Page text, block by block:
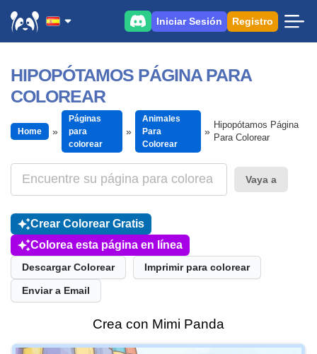
Iniciar Sesión Registro
HIPOPÓTAMOS PÁGINA PARA
COLOREAR
Home
Páginas
para
colorear
Animales
Para
Colorear
Hipopótamos Página
Para Colorear
Vaya a
Crear Colorear Gratis
Colorea esta página en línea
Descargar Colorear Imprimir para colorear
Enviar a Email
Crea con Mimi Panda